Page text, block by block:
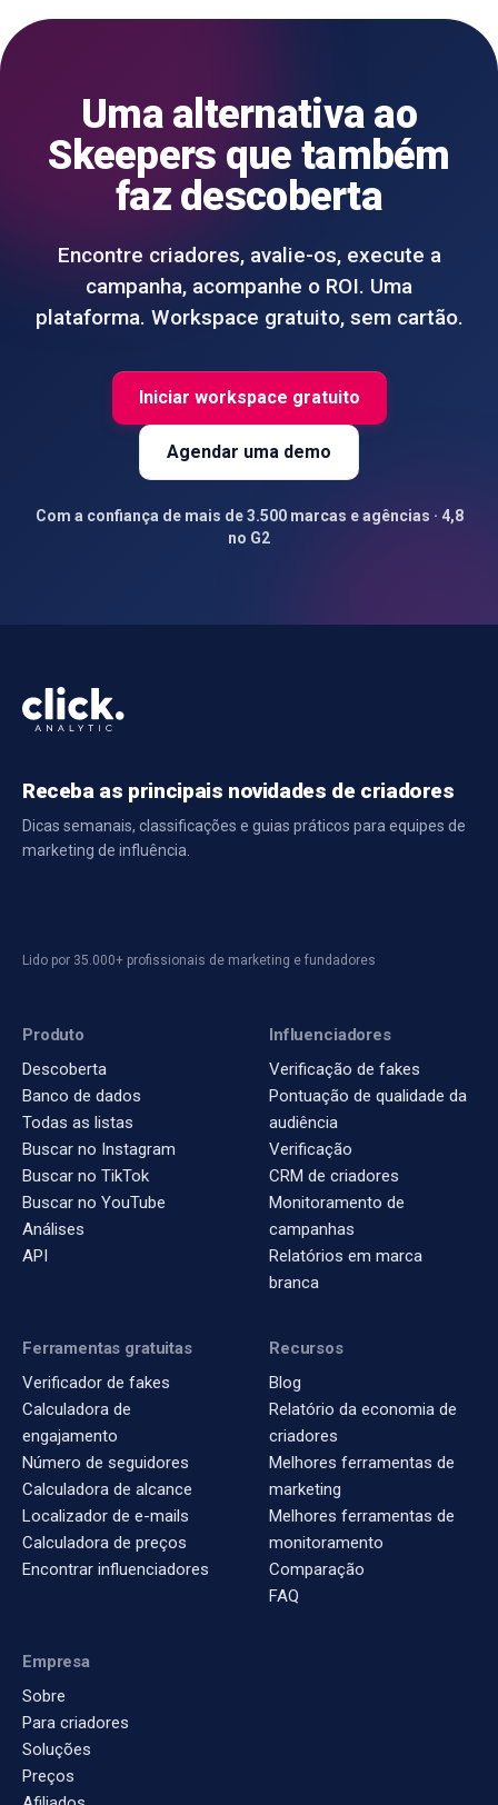
Uma alternativa ao
Skeepers que também
faz descoberta
Encontre criadores, avalie-os, execute a
campanha, acompanhe o ROI. Uma
plataforma. Workspace gratuito, sem cartão.
Iniciar workspace gratuito
Agendar uma demo
Com a confiança de mais de 3.500 marcas e agências · 4,8
no G2
Receba as principais novidades de criadores
Dicas semanais, classificações e guias práticos para equipes de
marketing de influência.
Lido por 35.000+ profissionais de marketing e fundadores
Produto
Descoberta
Banco de dados
Todas as listas
Buscar no Instagram
Buscar no TikTok
Buscar no YouTube
Análises
API
Influenciadores
Verificação de fakes
Pontuação de qualidade da
audiência
Verificação
CRM de criadores
Monitoramento de
campanhas
Relatórios em marca
branca
Ferramentas gratuitas
Verificador de fakes
Calculadora de
engajamento
Número de seguidores
Calculadora de alcance
Localizador de e-mails
Calculadora de preços
Encontrar influenciadores
Recursos
Blog
Relatório da economia de
criadores
Melhores ferramentas de
marketing
Melhores ferramentas de
monitoramento
Comparação
FAQ
Empresa
Sobre
Para criadores
Soluções
Preços